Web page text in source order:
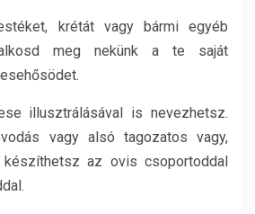
krétát vagy bármi egyéb
meg nekünk a te saját
illusztrálásával is nevezhetsz.
vagy alsó tagozatos vagy,
az ovis csoportoddal